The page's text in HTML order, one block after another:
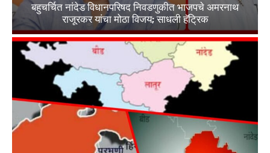
बहुचर्चित नांदेड विधानपरिषद निवडणुकीत भाजपचे अमरनाथ
राजूरकर यांचा मोठा विजय; साधली हॅट्रिक